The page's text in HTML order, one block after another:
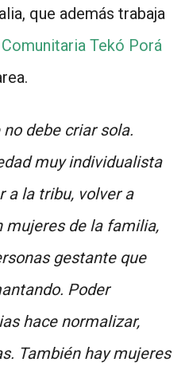
que además trabaja
Tekó Porá
debe criar sola.
muy individualista
a la tribu, volver a
mujeres de la familia,
gestante que
Poder
hace normalizar,
También hay mujeres